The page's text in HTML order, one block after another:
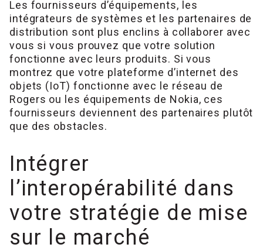
Les fournisseurs d’équipements, les
intégrateurs de systèmes et les partenaires de
distribution sont plus enclins à collaborer avec
vous si vous prouvez que votre solution
fonctionne avec leurs produits. Si vous
montrez que votre plateforme d’internet des
objets (IoT) fonctionne avec le réseau de
Rogers ou les équipements de Nokia, ces
fournisseurs deviennent des partenaires plutôt
que des obstacles.
Intégrer
l’interopérabilité dans
votre stratégie de mise
sur le marché